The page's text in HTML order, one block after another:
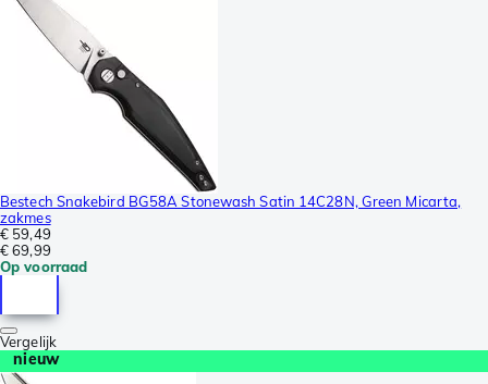
Bestech Snakebird BG58A Stonewash Satin 14C28N, Green Micarta,
zakmes
€ 59,49
€ 69,99
Op voorraad
Vergelijk
nieuw